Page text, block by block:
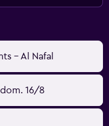
- Al Nafal
dom. 16/8